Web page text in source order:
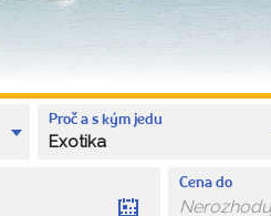
Proč a s kým jedu
Exotika
Cena do